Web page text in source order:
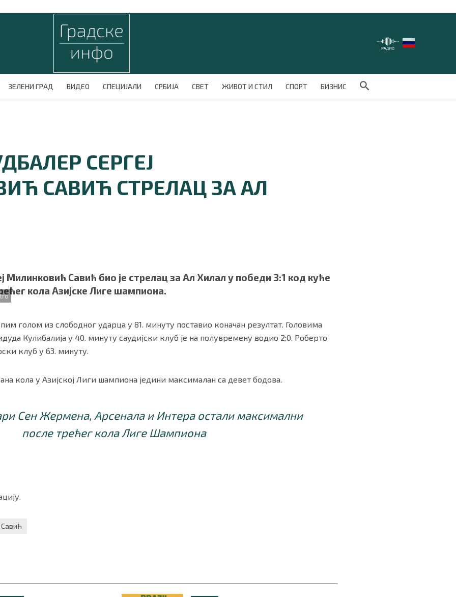
ЗЕЛЕНИ ГРАД ВИДЕО СПЕЦИЈАЛИ СРБИЈА СВЕТ ЖИВОТ И СТИЛ СПОРТ БИЗНИС
Search Button
СЕРГЕЈ
САВИЋ СТРЕЛАЦ ЗА АЛ
Милинковић Савић био је стрелац за Ал Хилал у победи 3:1 код куће
кола Азијске Лиге шампиона.
голом из слободног ударца у 81. минуту поставио коначан резултат. Головима
Кулибалија у 40. минуту саудијски клуб је на полувремену водио 2:0. Роберто
клуб у 63. минуту.
кола у Азијској Лиги шампиона једини максималан са девет бодова.
Сен Жермена, Арсенала и Интера остали максимални
после трећег кола Лиге Шампиона